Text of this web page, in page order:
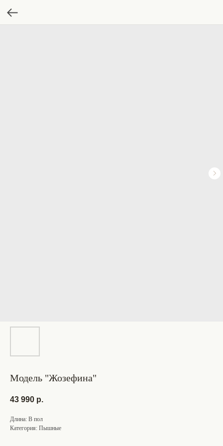
Модель "Жозефина"
43 990 р.
Длина: В пол
Категория: Пышные